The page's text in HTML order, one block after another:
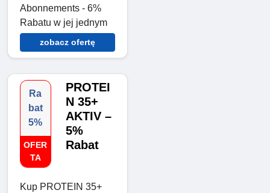
Abonnements - 6%
Rabatu w jej jednym
zobacz ofertę
Ra
bat
5%
OFER
TA
PROTEI
N 35+
AKTIV –
5%
Rabat
Kup PROTEIN 35+